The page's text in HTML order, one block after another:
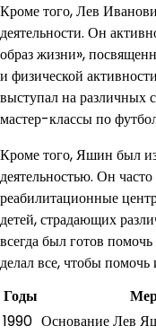
Кроме того, Лев
деятельности. Он
образ жизни»,
и физической
выступал на различных
мастер-классы по
Кроме того, Яшин был
деятельностью. Он
реабилитационные
детей, страдающих
всегда был готов
делал все, чтобы помочь
Годы
1990 Основание Лев